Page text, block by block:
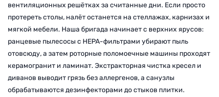
вентиляционных решётках за считанные дни. Если просто
протереть столы, налёт останется на стеллажах, карнизах и
мягкой мебели. Наша бригада начинает с верхних ярусов:
ранцевые пылесосы с HEPA-фильтрами убирают пыль
отовсюду, а затем роторные поломоечные машины проходят
керамогранит и ламинат. Экстракторная чистка кресел и
диванов выводит грязь без аллергенов, а санузлы
обрабатываются дезинфекторами до стыков плитки.